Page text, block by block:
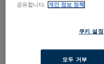
해집니다.
지 확인하
EBSCOhost 바로
공유합니다. 개인 정보 정책
쿠키 설정
모두 거부